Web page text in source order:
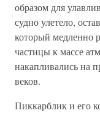
образом для
судно улетело,
который медленно
частицы к массе
накапливались на
веков.
Пиккарблик и его